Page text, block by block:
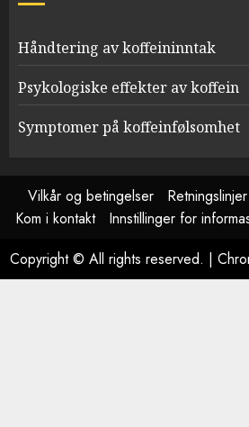
Håndtering av koffeininntak
Psykologiske effekter av koffein
Symptomer på koffeinfølsomhet
Vilkår og betingelser
Kom i kontakt
Innstillinger for
Copyright © All rights reserved. |